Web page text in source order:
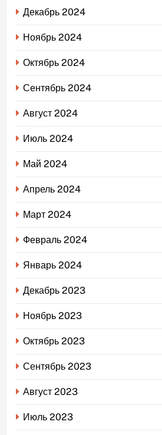
Декабрь 2024
Ноябрь 2024
Октябрь 2024
Сентябрь 2024
Август 2024
Июль 2024
Май 2024
Апрель 2024
Март 2024
Февраль 2024
Январь 2024
Декабрь 2023
Ноябрь 2023
Октябрь 2023
Сентябрь 2023
Август 2023
Июль 2023